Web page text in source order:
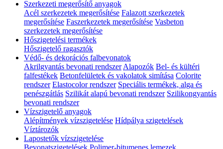
Szerkezeti megerősítő anyagok
Acél szerkezetek megerősítése Falazott szerkezetek
megerősítése Faszerkezetek megerősítése Vasbeton
szerkezetek megerősítése
Hőszigetelési termékek
Hőszigetelő ragasztók
Védő- és dekorációs falbevonatok
Akrilgyantás bevonati rendszer Alapozók Bel- és kültéri
falfestékek Betonfelületek és vakolatok simítása Colorite
rendszer Elastocolor rendszer Speciális termékek, alga és
penészgátlás Szilikát alapú bevonati rendszer Szilikongyantás
bevonati rendszer
Vízszigetelő anyagok
Alépítmények vízszigetelése Hídpálya szigetelések
Víztározók
Lapostetők vízszigetelése
Bevonatszigetelések Polimer-bitumenes lemezek